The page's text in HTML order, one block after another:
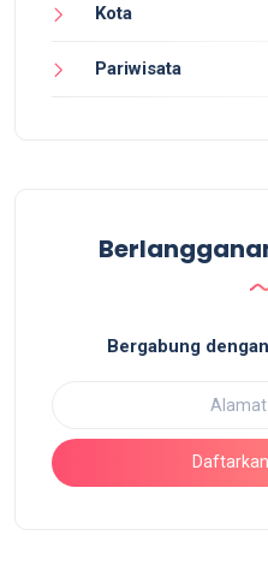
Kota
Pariwisata
Bergabung